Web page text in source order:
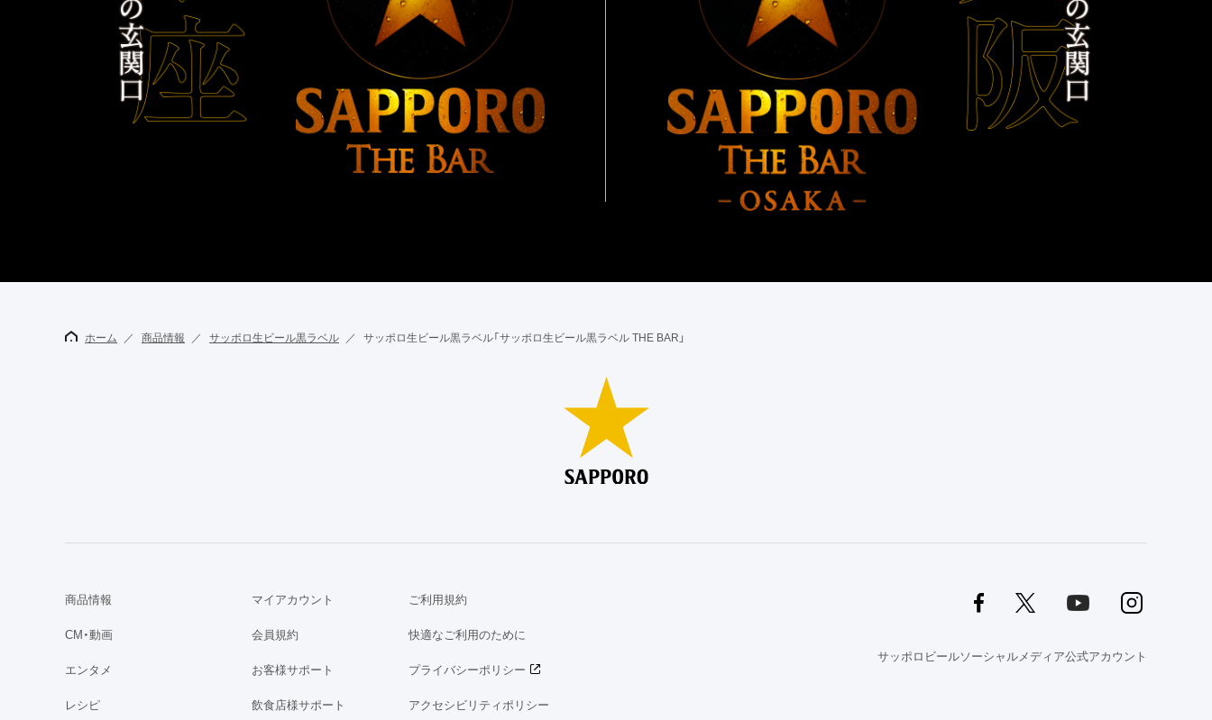
ホーム 商品情報 サッポロ生ビール黒ラベル サッポロ生ビール黒ラベル「サッポロ生ビール黒ラベル THE BAR」
サッポロビールソーシャルメディア公式アカウント
商品情報
CM・動画
エンタメ
レシピ
マイアカウント
会員規約
お客様サポート
飲食店様サポート
ご利用規約
快適なご利用のために
プライバシーポリシー
アクセシビリティポリシー